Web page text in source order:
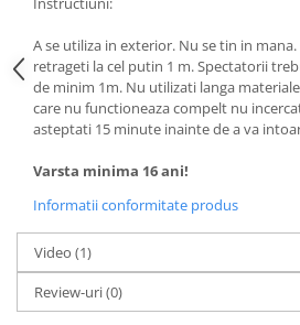
A se utiliza in exterior. Nu se tin in
retrageti la cel putin 1 m. Spectatorii
de minim 1m. Nu utilizati langa
care nu functioneaza compelt nu
asteptati 15 minute inainte de a va
Varsta minima 16 ani!
Informatii conformitate produs
Video (1)
Review-uri(0)